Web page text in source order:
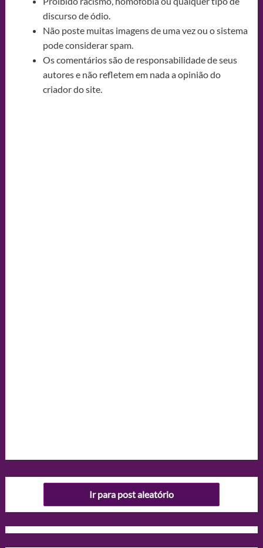
discurso de ódio.
Não poste muitas imagens de uma vez ou o sistema
pode considerar spam.
Os comentários são de responsabilidade de seus
autores e não refletem em nada a opinião do
criador do site.
Ir para post aleatório